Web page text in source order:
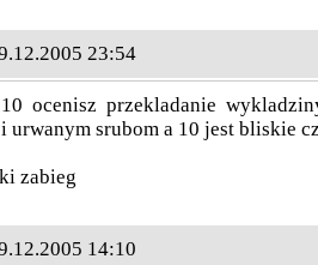
23:54
ocenisz przekladanie
urwanym srubom a 10 jest bliskie
zabieg
14:10